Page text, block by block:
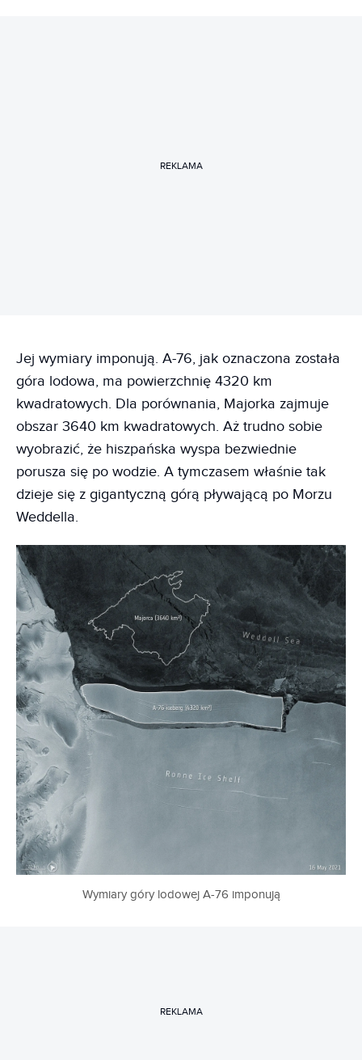
REKLAMA
Jej wymiary imponują. A-76, jak oznaczona została
góra lodowa, ma powierzchnię 4320 km
kwadratowych. Dla porównania, Majorka zajmuje
obszar 3640 km kwadratowych. Aż trudno sobie
wyobrazić, że hiszpańska wyspa bezwiednie
porusza się po wodzie. A tymczasem właśnie tak
dzieje się z gigantyczną górą pływającą po Morzu
Weddella.
Wymiary góry lodowej A-76 imponują
REKLAMA